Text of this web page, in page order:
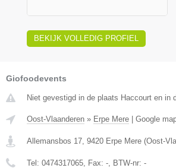
BEKIJK VOLLEDIG PROFIEL
Giofoodevents
Niet gevestigd in de plaats Haccourt en in
Oost-Vlaanderen » Erpe Mere | Google
Allemansbos 17 9420 Erpe Mere (Oost-
Tel: 0474317065 , Fax: - , BTW-nr: -